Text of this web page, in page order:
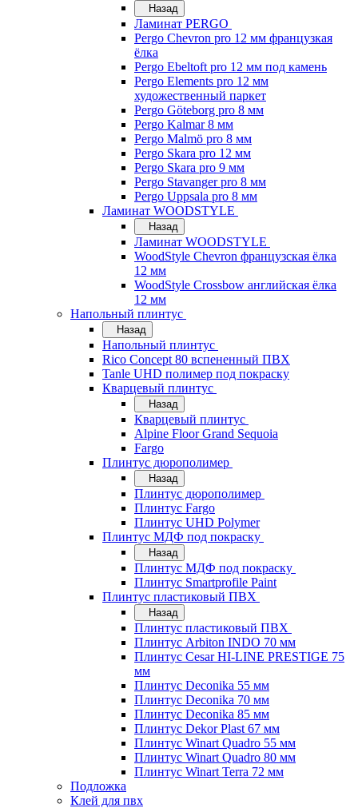
Назад
Ламинат PERGO
Pergo Chevron pro 12 мм французкая
ёлка
Pergo Ebeltoft pro 12 мм под камень
Pergo Elements pro 12 мм
художественный паркет
Pergo Göteborg pro 8 мм
Pergo Kalmar 8 мм
Pergo Malmö pro 8 мм
Pergo Skara pro 12 мм
Pergo Skara pro 9 мм
Pergo Stavanger pro 8 мм
Pergo Uppsala pro 8 мм
Ламинат WOODSTYLE
Назад
Ламинат WOODSTYLE
WoodStyle Chevron французская ёлка
12 мм
WoodStyle Crossbow английская ёлка
12 мм
Напольный плинтус
Назад
Напольный плинтус
Rico Concept 80 вспененный ПВХ
Tanle UHD полимер под покраску
Кварцевый плинтус
Назад
Кварцевый плинтус
Alpine Floor Grand Sequoia
Fargo
Плинтус дюрополимер
Назад
Плинтус дюрополимер
Плинтус Fargo
Плинтус UHD Polymer
Плинтус МДФ под покраску
Назад
Плинтус МДФ под покраску
Плинтус Smartprofile Paint
Плинтус пластиковый ПВХ
Назад
Плинтус пластиковый ПВХ
Плинтус Arbiton INDO 70 мм
Плинтус Cesar HI-LINE PRESTIGE 75
мм
Плинтус Deconika 55 мм
Плинтус Deconika 70 мм
Плинтус Deconika 85 мм
Плинтус Dekor Plast 67 мм
Плинтус Winart Quadro 55 мм
Плинтус Winart Quadro 80 мм
Плинтус Winart Terra 72 мм
Подложка
Клей для пвх